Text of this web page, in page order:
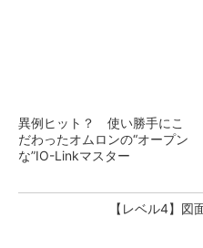
異例ヒット？ 使い勝手にこ
だわったオムロンの“オープン
な”IO-Linkマスター
【レベル4】図